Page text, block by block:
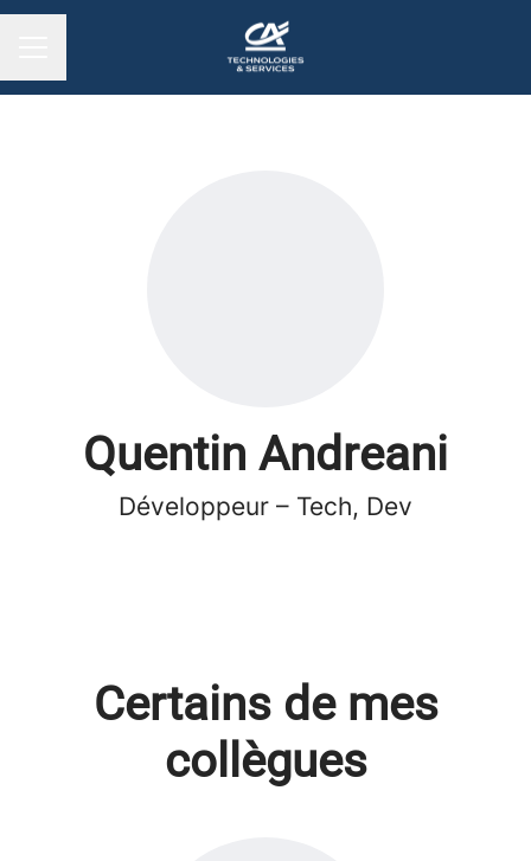
Quentin Andreani
Développeur – Tech, Dev
Certains de mes
collègues